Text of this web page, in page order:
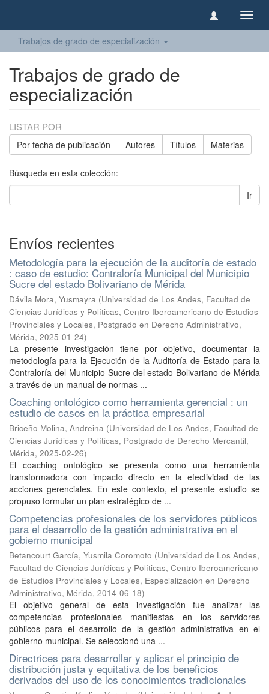
Trabajos de grado de especialización
Trabajos de grado de
especialización
LISTAR POR
Por fecha de publicación Autores Títulos Materias
Búsqueda en esta colección:
Ir
Envíos recientes
Metodología para la ejecución de la auditoría de estado
: caso de estudio: Contraloría Municipal del Municipio
Sucre del estado Bolivariano de Mérida
Dávila Mora, Yusmayra (Universidad de Los Andes, Facultad de
Ciencias Jurídicas y Políticas, Centro Iberoamericano de Estudios
Provinciales y Locales, Postgrado en Derecho Administrativo,
Mérida, 2025-01-24)
La presente investigación tiene por objetivo, documentar la
metodología para la Ejecución de la Auditoría de Estado para la
Contraloría del Municipio Sucre del estado Bolivariano de Mérida
a través de un manual de normas ...
Coaching ontológico como herramienta gerencial : un
estudio de casos en la práctica empresarial
Briceño Molina, Andreina (Universidad de Los Andes, Facultad de
Ciencias Jurídicas y Políticas, Postgrado de Derecho Mercantil,
Mérida, 2025-02-26)
El coaching ontológico se presenta como una herramienta
transformadora con impacto directo en la efectividad de las
acciones gerenciales. En este contexto, el presente estudio se
propuso formular un plan estratégico de ...
Competencias profesionales de los servidores públicos
para el desarrollo de la gestión administrativa en el
gobierno municipal
Betancourt García, Yusmila Coromoto (Universidad de Los Andes,
Facultad de Ciencias Jurídicas y Políticas, Centro Iberoamericano
de Estudios Provinciales y Locales, Especialización en Derecho
Administrativo, Mérida, 2014-06-18)
El objetivo general de esta investigación fue analizar las
competencias profesionales manifiestas en los servidores
públicos para el desarrollo de la gestión administrativa en el
gobierno municipal. Se seleccionó una ...
Directrices para desarrollar y aplicar el principio de
distribución justa y equitativa de los beneficios
derivados del uso de los conocimientos tradicionales